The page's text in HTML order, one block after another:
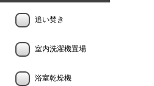
追い焚き
室内洗濯機置場
浴室乾燥機